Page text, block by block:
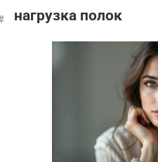
нагрузка полок